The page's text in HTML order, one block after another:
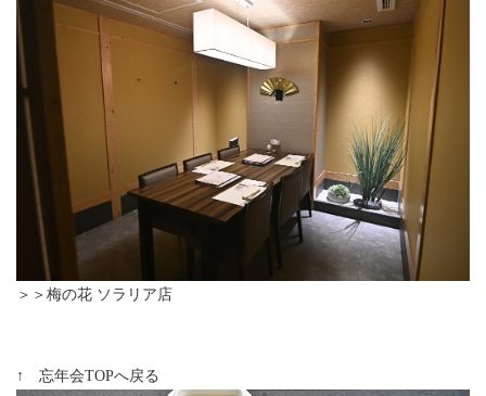
＞＞梅の花 ソラリア店
↑ 忘年会TOPへ戻る